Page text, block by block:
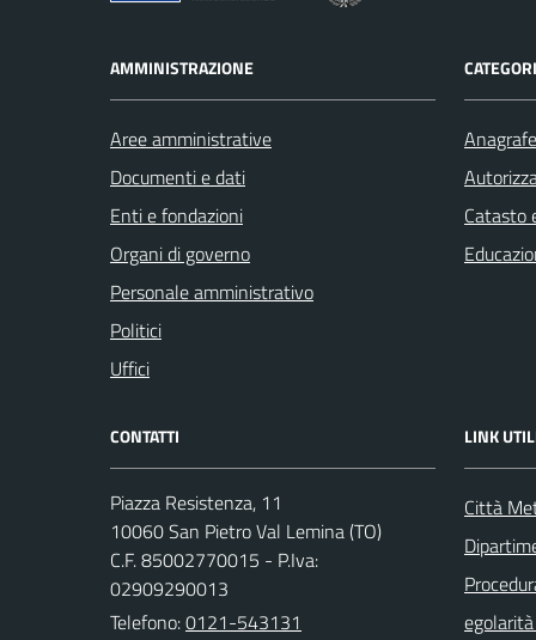
AMMINISTRAZIONE
Aree amministrative
Documenti e dati
Enti e fondazioni
Organi di governo
Personale amministrativo
Politici
Uffici
Catasto
CONTATTI
Piazza Resistenza, 11
10060 San Pietro Val Lemina (TO)
C.F. 85002770015 - P.Iva:
02909290013
Telefono:0121-543131
LINK
Città